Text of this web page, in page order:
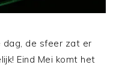
de sfeer zat er
Eind Mei komt het